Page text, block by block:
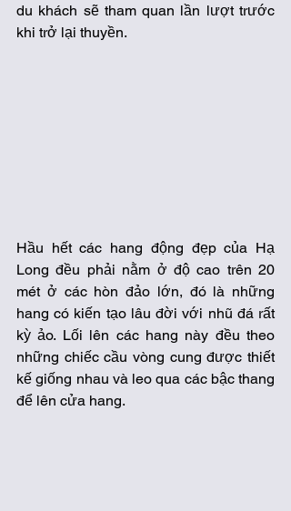
du khách sẽ tham quan lần lượt trước
khi trở lại thuyền.
Hầu hết các hang động đẹp của Hạ
Long đều phải nằm ở độ cao trên 20
mét ở các hòn đảo lớn, đó là những
hang có kiến tạo lâu đời với nhũ đá rất
kỳ ảo. Lối lên các hang này đều theo
những chiếc cầu vòng cung được thiết
kế giống nhau và leo qua các bậc thang
để lên cửa hang.